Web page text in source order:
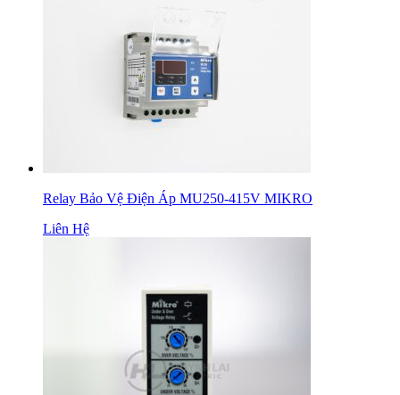
Relay Bảo Vệ Điện Áp MU250-415V MIKRO
Liên Hệ